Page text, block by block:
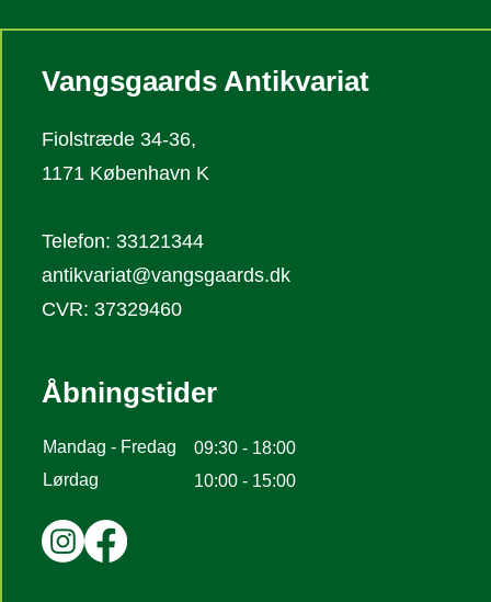
Vangsgaards Antikvariat
Fiolstræde 34-36,
1171 København K
Telefon: 33121344
antikvariat@vangsgaards.dk
CVR: 37329460
Åbningstider
09:30 - 18:00
Mandag - Fredag
10:00 - 15:00
Lørdag